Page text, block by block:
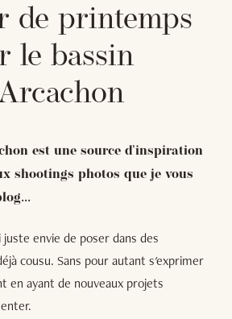
de printemps
le bassin
est une source d'inspiration
shootings photos que je vous
envie de poser dans des
cousu. Sans pour autant s'exprimer
en ayant de nouveaux projets